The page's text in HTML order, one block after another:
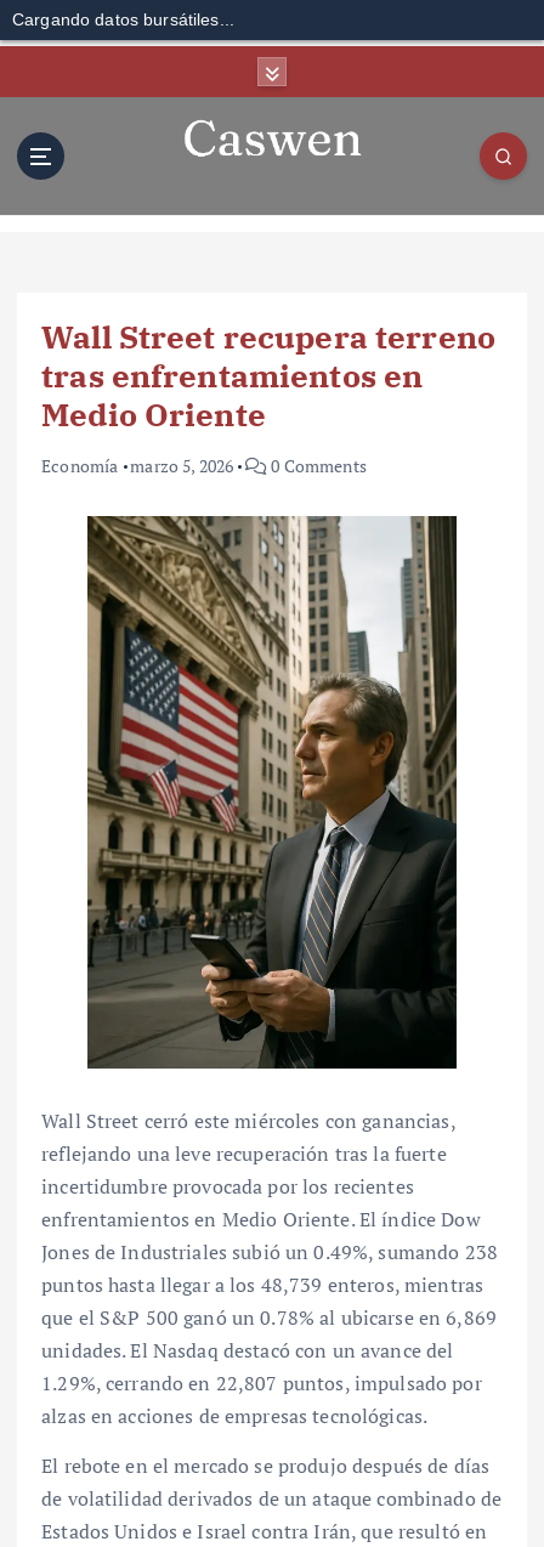
Cargando datos bursátiles...
Wall Street recupera terreno
tras enfrentamientos en
Medio Oriente
Economía marzo 5, 2026 0 Comments
Wall Street cerró este miércoles con ganancias,
reflejando una leve recuperación tras la fuerte
incertidumbre provocada por los recientes
enfrentamientos en Medio Oriente. El índice Dow
Jones de Industriales subió un 0.49%, sumando 238
puntos hasta llegar a los 48,739 enteros, mientras
que el S&P 500 ganó un 0.78% al ubicarse en 6,869
unidades. El Nasdaq destacó con un avance del
1.29%, cerrando en 22,807 puntos, impulsado por
alzas en acciones de empresas tecnológicas.
El rebote en el mercado se produjo después de días
de volatilidad derivados de un ataque combinado de
Estados Unidos e Israel contra Irán, que resultó en